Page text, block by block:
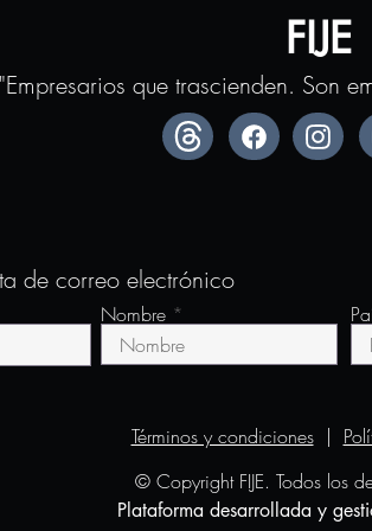
FIJE
"Empresarios que trascienden. Son
de correo electrónico
Nombre
Términos y condiciones|
© Copyright FIJE. Todos los
Plataforma desarrollada y